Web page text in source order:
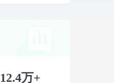
12.4万+